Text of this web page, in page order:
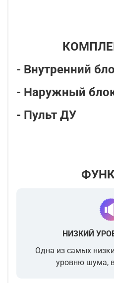
- Внутренний
- Наружный
- Пульт ДУ
НИЗКИЙ
Одна из самых
уровню шума,